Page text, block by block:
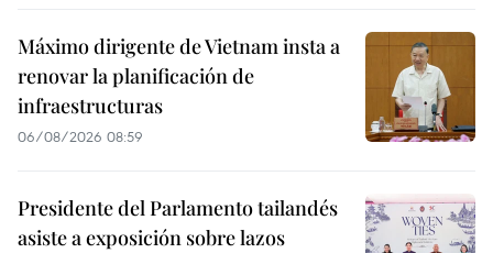
Máximo dirigente de Vietnam insta a
renovar la planificación de
infraestructuras
06/08/2026 08:59
Presidente del Parlamento tailandés
asiste a exposición sobre lazos